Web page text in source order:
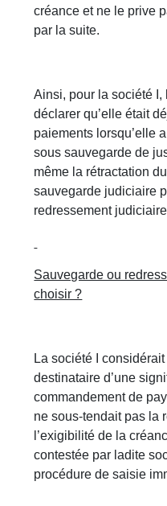
créance et ne le prive
par la suite.
Ainsi, pour la société I,
déclarer qu’elle était
paiements lorsqu’elle
sous sauvegarde de
même la rétractation
sauvegarde judiciaire
redressement
Sauvegarde ou
choisir ?
La société I
destinataire d’une
commandement de
ne sous-tendait pas la
l’exigibilité de la
contestée par ladite
procédure de saisie